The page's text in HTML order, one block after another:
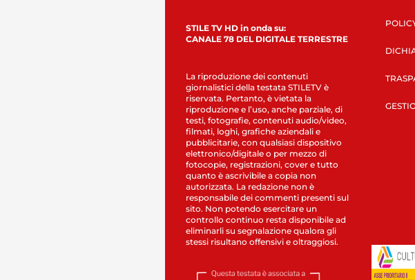
STILE TV HD in onda su:
CANALE 78 DEL DIGITALE TERRESTRE
La riproduzione dei contenuti
giornalistici della testata STILETV è
riservata. Pertanto, è vietata la
riproduzione e l’uso, anche parziale, di
testi, fotografie, contenuti audio/video,
filmati, loghi, grafiche aziendali e
pubblicitarie, con qualsiasi dispositivo
elettronico/digitale o per mezzo di
fotocopie, registrazioni, cover e tutto
quanto è ascrivibile a copia non
autorizzata. La redazione non è
responsabile dei commenti presenti sul
sito. Non potendo esercitare un
controllo continuo resta disponibile ad
eliminarli su segnalazione qualora gli
stessi risultano offensivi e oltraggiosi.